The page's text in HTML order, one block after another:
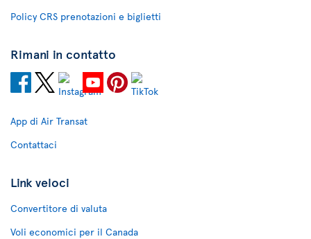
Policy CRS prenotazioni e biglietti
Rimani in contatto
App di Air Transat
Contattaci
Link veloci
Convertitore di valuta
Voli economici per il Canada